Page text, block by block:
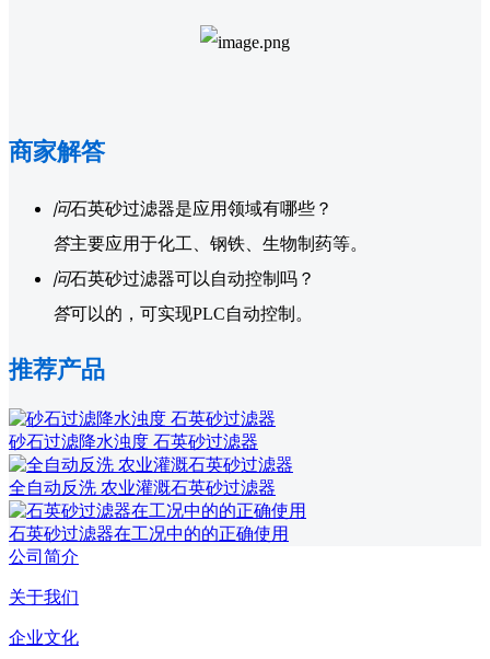
商家解答
问石英砂过滤器是应用领域有哪些？
答主要应用于化工、钢铁、生物制药等。
问石英砂过滤器可以自动控制吗？
答可以的，可实现PLC自动控制。
推荐产品
砂石过滤降水浊度 石英砂过滤器
全自动反洗 农业灌溉石英砂过滤器
石英砂过滤器在工况中的的正确使用
公司简介
关于我们
企业文化